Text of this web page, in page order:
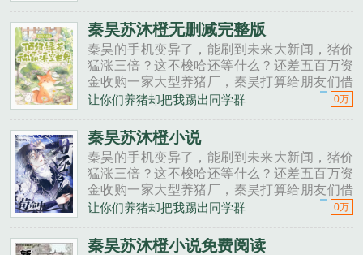
秦昊二狗子，借500万买点......
秦昊苏沐橙无删减完整版
秦昊的手机变异了，能刷到未来大新闻，猪价
猛涨三倍？这不梭哈还等什么？还差五百万资
金收购一家大型养猪厂，秦昊打算给朋友们借
一点。秦昊老班长啊，我想回家养猪，要不要
秦昊二狗子，借500万买点......
让你们养猪却把我踢出同学群 0万
秦昊苏沐橙小说
秦昊的手机变异了，能刷到未来大新闻，猪价
猛涨三倍？这不梭哈还等什么？还差五百万资
金收购一家大型养猪厂，秦昊打算给朋友们借
一点。秦昊老班长啊，我想回家养猪，要不要
秦昊二狗子，借500万买点......
让你们养猪却把我踢出同学群 0万
秦昊苏沐橙小说免费阅读